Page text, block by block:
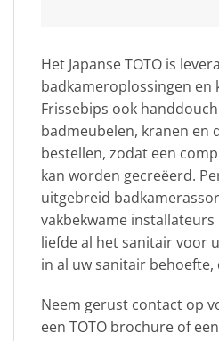
Het Japanse TOTO is
badkameroplossingen en
Frissebips ook
badmeubelen, kranen en
bestellen, zodat een
kan worden gecreëerd.
uitgebreid
vakbekwame
liefde al het sanitair voor
in al uw sanitair behoefte,
Neem gerust contact op
een TOTO brochure of